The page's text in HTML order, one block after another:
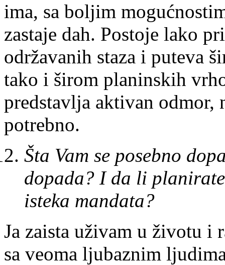
ima, sa boljim
zastaje dah. Postoje lako
održavanih staza i puteva
tako i širom planinskih
predstavlja aktivan odmor,
potrebno.
Šta Vam se posebno
dopada? I da li
isteka mandata?
Ja zaista uživam u životu i
sa veoma ljubaznim